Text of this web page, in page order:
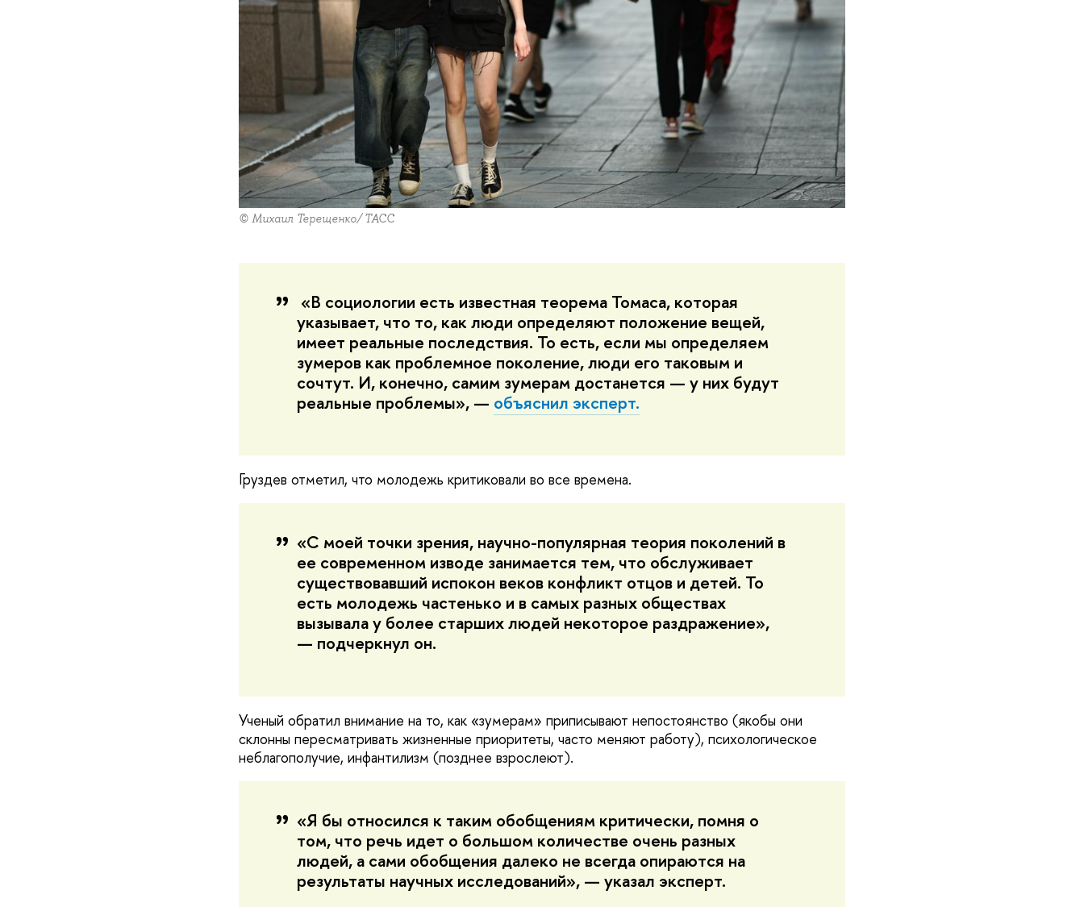
© Михаил Терещенко/ ТАСС
«В социологии есть известная теорема Томаса, которая
указывает, что то, как люди определяют положение вещей,
имеет реальные последствия. То есть, если мы определяем
зумеров как проблемное поколение, люди его таковым и
сочтут. И, конечно, самим зумерам достанется — у них будут
реальные проблемы», — объяснил эксперт.
Груздев отметил, что молодежь критиковали во все времена.
«С моей точки зрения, научно-популярная теория поколений в
ее современном изводе занимается тем, что обслуживает
существовавший испокон веков конфликт отцов и детей. То
есть молодежь частенько и в самых разных обществах
вызывала у более старших людей некоторое раздражение»,
— подчеркнул он.
Ученый обратил внимание на то, как «зумерам» приписывают непостоянство (якобы они
склонны пересматривать жизненные приоритеты, часто меняют работу), психологическое
неблагополучие, инфантилизм (позднее взрослеют).
«Я бы относился к таким обобщениям критически, помня о
том, что речь идет о большом количестве очень разных
людей, а сами обобщения далеко не всегда опираются на
результаты научных исследований», — указал эксперт.